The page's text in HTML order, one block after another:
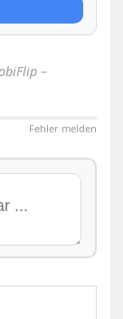
–
Fehler melden